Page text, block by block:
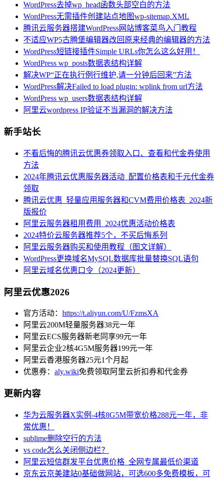
WordPress去掉wp_head函数头部空白的方法
WordPress无需插件创建站点地图wp-sitemap.XML
腾讯云服务器搭建WordPress网站博客菜鸟入门教程
不适应WP5古腾堡编辑器改回原来经典的编辑器的方法
WordPress短链接插件Simple URLs你怎么这么好用！
WordPress wp_posts数据表结构详解
解决WP“正在执行例行维护,请一分钟后回来”方法
WordPress解决Failed to load plugin: wplink from url方法
WordPress wp_users数据表结构详解
阿里云wordpress IP验证不当漏洞的解决方法
新手站长
不看后悔的腾讯云优惠券领取入口、查看和代金券使用
方法
2024年腾讯云优惠服务器活动_配置价格表和千元代金券
领取
腾讯云优惠_轻量应用服务器和CVM费用价格表_2024新
版报价
阿里云服务器租用费用_2024优惠活动价格表
2024特价云服务器推荐5个，不买后悔系列
阿里云服务器购买和使用教程（图文详解）
WordPress更换域名MySQL数据库批量替换SQL语句
阿里云域名优惠口令（2024更新）
阿里云优惠2026
官方活动： https://t.aliyun.com/U/FzmsXA
阿里云200M轻量服务器38元一年
阿里云ECS服务器新老同享99元一年
阿里云企业2核4G5M服务器199元一年
阿里云香港服务器25元1个月起
优惠券： aly.wiki免费领取阿里云折扣券和代金券
更新内容
华为云服务器X实例-4核8G5M带宽价格288元一年，非
常优惠！
sublime删除空行的方法
vs code怎么关闭侧边栏？
阿里云短信群发平台优惠价格_全网专属最低价渠道
京东云京美建站0基础做网站，可选600多免费模板，可